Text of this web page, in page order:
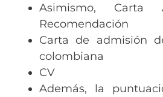
Asimismo, Carta
Recomendación
Carta de admisión
colombiana
CV
Además, la